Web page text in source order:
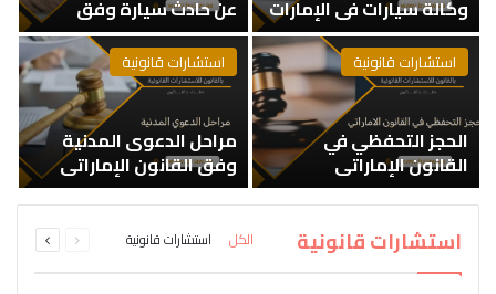
وكالة سيارات في الإمارات عن حادث سيارة وفق
القانون الإماراتي
استشارات قانونية
الحجز التحفظي في
القانون الإماراتي
استشارات قانونية
مراحل الدعوى المدنية
وفق القانون الإماراتي
استشارات قانونية الكل استشارات قانونية
الصفحة